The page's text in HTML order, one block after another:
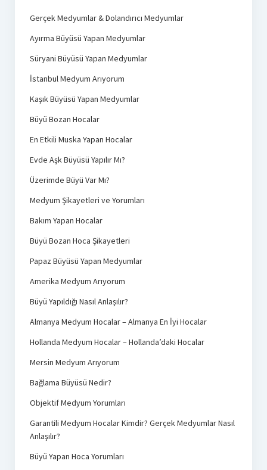
Gerçek Medyumlar & Dolandırıcı Medyumlar
Ayırma Büyüsü Yapan Medyumlar
Süryani Büyüsü Yapan Medyumlar
İstanbul Medyum Arıyorum
Kaşık Büyüsü Yapan Medyumlar
Büyü Bozan Hocalar
En Etkili Muska Yapan Hocalar
Evde Aşk Büyüsü Yapılır Mı?
Üzerimde Büyü Var Mı?
Medyum Şikayetleri ve Yorumları
Bakım Yapan Hocalar
Büyü Bozan Hoca Şikayetleri
Papaz Büyüsü Yapan Medyumlar
Amerika Medyum Arıyorum
Büyü Yapıldığı Nasıl Anlaşılır?
Almanya Medyum Hocalar – Almanya En İyi Hocalar
Hollanda Medyum Hocalar – Hollanda’daki Hocalar
Mersin Medyum Arıyorum
Bağlama Büyüsü Nedir?
Objektif Medyum Yorumları
Garantili Medyum Hocalar Kimdir? Gerçek Medyumlar Nasıl
Anlaşılır?
Büyü Yapan Hoca Yorumları